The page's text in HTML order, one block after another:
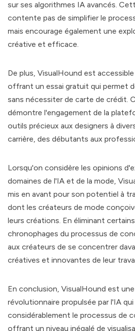
sur ses algorithmes IA avancés.
contente pas de simplifier le
mais encourage également une
créative et efficace.
De plus, VisualHound est
offrant un essai gratuit qui permet
sans nécessiter de carte de crédit.
démontre l'engagement de la
outils précieux aux designers à
carrière, des débutants aux
Lorsqu'on considère les opinions
domaines de l'IA et de la mode,
mis en avant pour son potentiel à
dont les créateurs de mode
leurs créations. En éliminant
chronophages du processus de
aux créateurs de se concentrer
créatives et innovantes de leur
En conclusion, VisualHound est
révolutionnaire propulsée par l'IA qui
considérablement le processus de
offrant un niveau inégalé de